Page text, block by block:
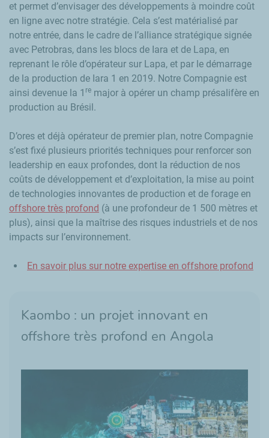
et permet d’envisager des développements à moindre coût
en ligne avec notre stratégie. Cela s’est matérialisé par
notre entrée, dans le cadre de l’alliance stratégique signée
avec Petrobras, dans les blocs de Iara et de Lapa, en
reprenant le rôle d’opérateur sur Lapa, et par le démarrage
de la production de Iara 1 en 2019. Notre Compagnie est
ainsi devenue la 1 re major à opérer un champ présalifère en
production au Brésil.
D’ores et déjà opérateur de premier plan, notre Compagnie
s’est fixé plusieurs priorités techniques pour renforcer son
leadership en eaux profondes, dont la réduction de nos
coûts de développement et d’exploitation, la mise au point
de technologies innovantes de production et de forage en
offshore très profond (à une profondeur de 1 500 mètres et
plus), ainsi que la maîtrise des risques industriels et de nos
impacts sur l’environnement.
En savoir plus sur notre expertise en offshore profond
Kaombo : un projet innovant en
offshore très profond en Angola